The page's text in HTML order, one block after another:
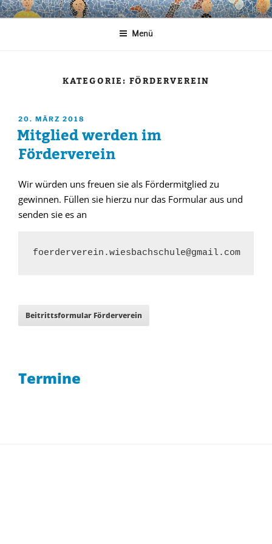
Zum
InhaltWIESBACHSCHULE
Menü
KATEGORIE: FÖRDERVEREIN
VERÖFFENTLICHT
AM
20. MÄRZ 2018
Mitglied werden im
Förderverein
Wir würden uns freuen sie als Fördermitglied zu
gewinnen. Füllen sie hierzu nur das Formular aus und
senden sie es an
foerderverein.wiesbachschule@gmail.com
Beitrittsformular Förderverein
Termine